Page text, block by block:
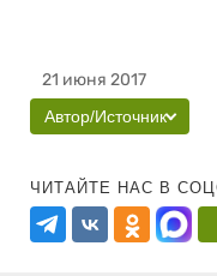
21 июня 2017
Автор/Источник
ЧИТАЙТЕ НАС В